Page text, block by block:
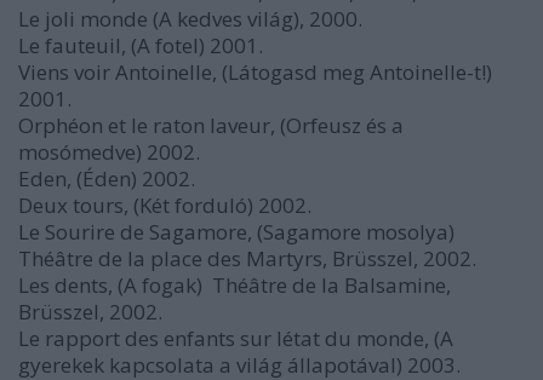
Le joli monde (A kedves világ), 2000.
Le fauteuil, (A fotel) 2001.
Viens voir Antoinelle, (Látogasd meg Antoinelle-t!)
2001.
Orphéon et le raton laveur, (Orfeusz és a
mosómedve) 2002.
Eden, (Éden) 2002.
Deux tours, (Két forduló) 2002.
Le Sourire de Sagamore, (Sagamore mosolya) 
Théâtre de la place des Martyrs, Brüsszel, 2002.
Les dents, (A fogak)  Théâtre de la Balsamine,
Brüsszel, 2002.
Le rapport des enfants sur létat du monde, (A
gyerekek kapcsolata a világ állapotával) 2003.